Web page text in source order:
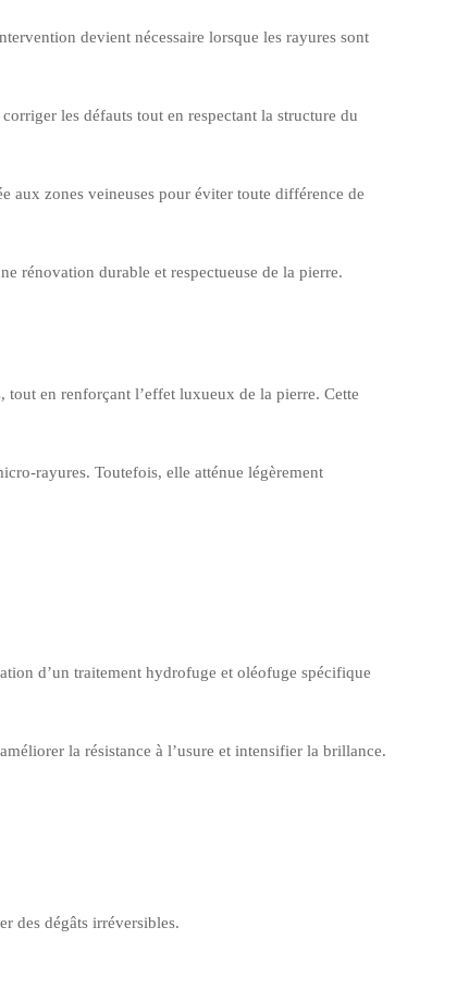
devient nécessaire lorsque les rayures sont
les défauts tout en respectant la structure du
aux zones veineuses pour éviter toute différence de
rénovation durable et respectueuse de la pierre.
en renforçant l’effet luxueux de la pierre. Cette
rayures. Toutefois, elle atténue légèrement
d’un traitement hydrofuge et oléofuge spécifique
la résistance à l’usure et intensifier la brillance.
des dégâts irréversibles.